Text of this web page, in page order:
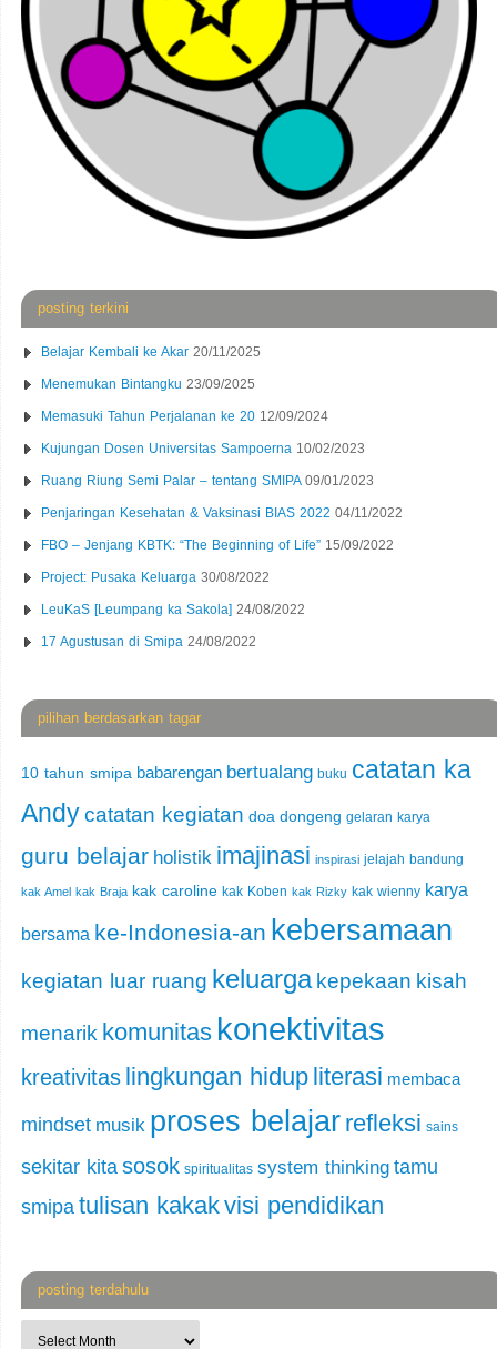
posting terkini
Belajar Kembali ke Akar 20/11/2025
Menemukan Bintangku 23/09/2025
Memasuki Tahun Perjalanan ke 20 12/09/2024
Kujungan Dosen Universitas Sampoerna 10/02/2023
Ruang Riung Semi Palar – tentang SMIPA 09/01/2023
Penjaringan Kesehatan & Vaksinasi BIAS 2022 04/11/2022
FBO – Jenjang KBTK: “The Beginning of Life” 15/09/2022
Project: Pusaka Keluarga 30/08/2022
LeuKaS [Leumpang ka Sakola] 24/08/2022
17 Agustusan di Smipa 24/08/2022
pilihan berdasarkan tagar
10 tahun smipa babarengan bertualang buku catatan ka
Andycatatan kegiatan doa dongeng gelaran karya
guru belajar holistik imajinasi inspirasi jelajah bandung
kak Amel kak Braja kak caroline kak Koben kak Rizky kak wienny karya
bersama ke-Indonesia-an kebersamaan
kegiatan luar ruang keluarga kepekaan kisah
menarik komunitas konektivitas
kreativitas lingkungan hidup literasi membaca
mindset musik proses belajar refleksi sains
sekitar kitasosok spiritualitas system thinking tamu
smipa tulisan kakakvisi pendidikan
posting terdahulu